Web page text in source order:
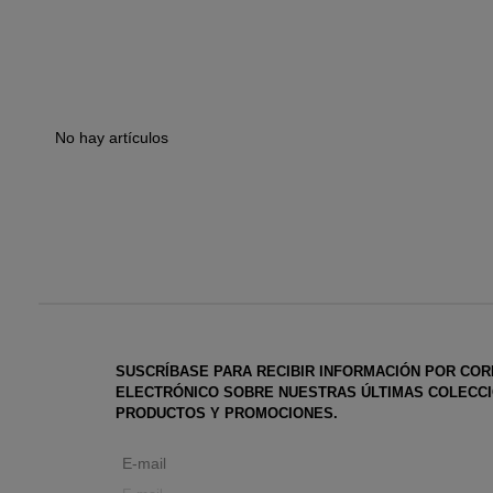
No hay artículos
SUSCRÍBASE PARA RECIBIR INFORMACIÓN POR
ELECTRÓNICO SOBRE NUESTRAS ÚLTIMAS
PRODUCTOS Y PROMOCIONES.
E-mail